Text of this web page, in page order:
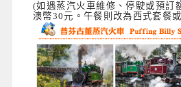
(如遇蒸汽火車維修、停駛或預訂
澳幣30元。午餐則改為西式套餐